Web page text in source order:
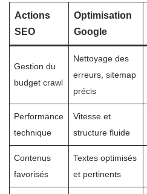
Actions
SEO
Optimisation
Google
Gestion du
budget crawl
Nettoyage des
erreurs, sitemap
précis
Performance
technique
Vitesse et
structure fluide
Contenus
favorisés
Textes optimisés
et pertinents